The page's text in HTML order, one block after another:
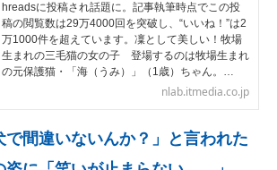
hreadsに投稿され話題に。記事執筆時点でこの投
稿の閲覧数は29万4000回を突破し、“いいね！”は2
万1000件を超えています。凜として美しい！牧場
生まれの三毛猫の女の子 登場するのは牧場生まれ
の元保護猫・「海（うみ）」（1歳）ちゃん。…
nlab.itmedia.co.jp
で間違いないんか？」と言われた